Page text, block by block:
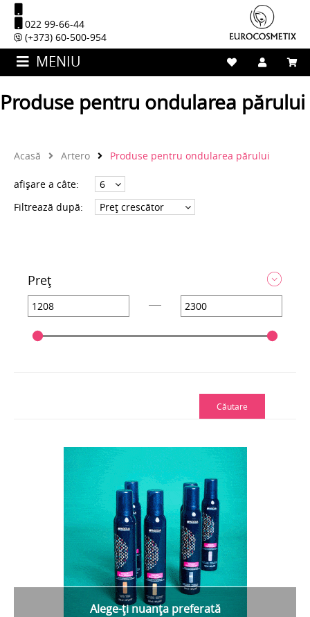
022 99-66-44
(+373) 60-500-954
MENIU
Produse pentru ondularea părului
Acasă Artero Produse pentru ondularea părului
afișare a câte:
Filtrează după:
Preț
Căutare
Alege-ți nuanța preferată